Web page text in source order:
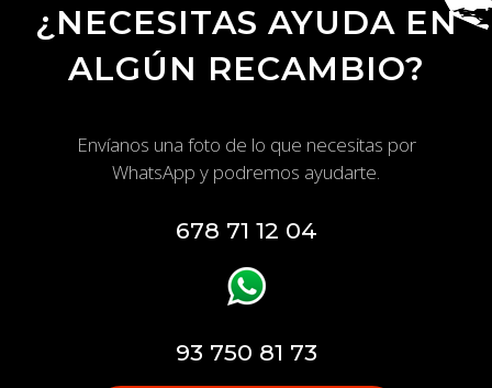
¿NECESITAS AYUDA EN
ALGÚN RECAMBIO?
Envíanos una foto de lo que necesitas por
WhatsApp y podremos ayudarte.
678 71 12 04
93 750 81 73